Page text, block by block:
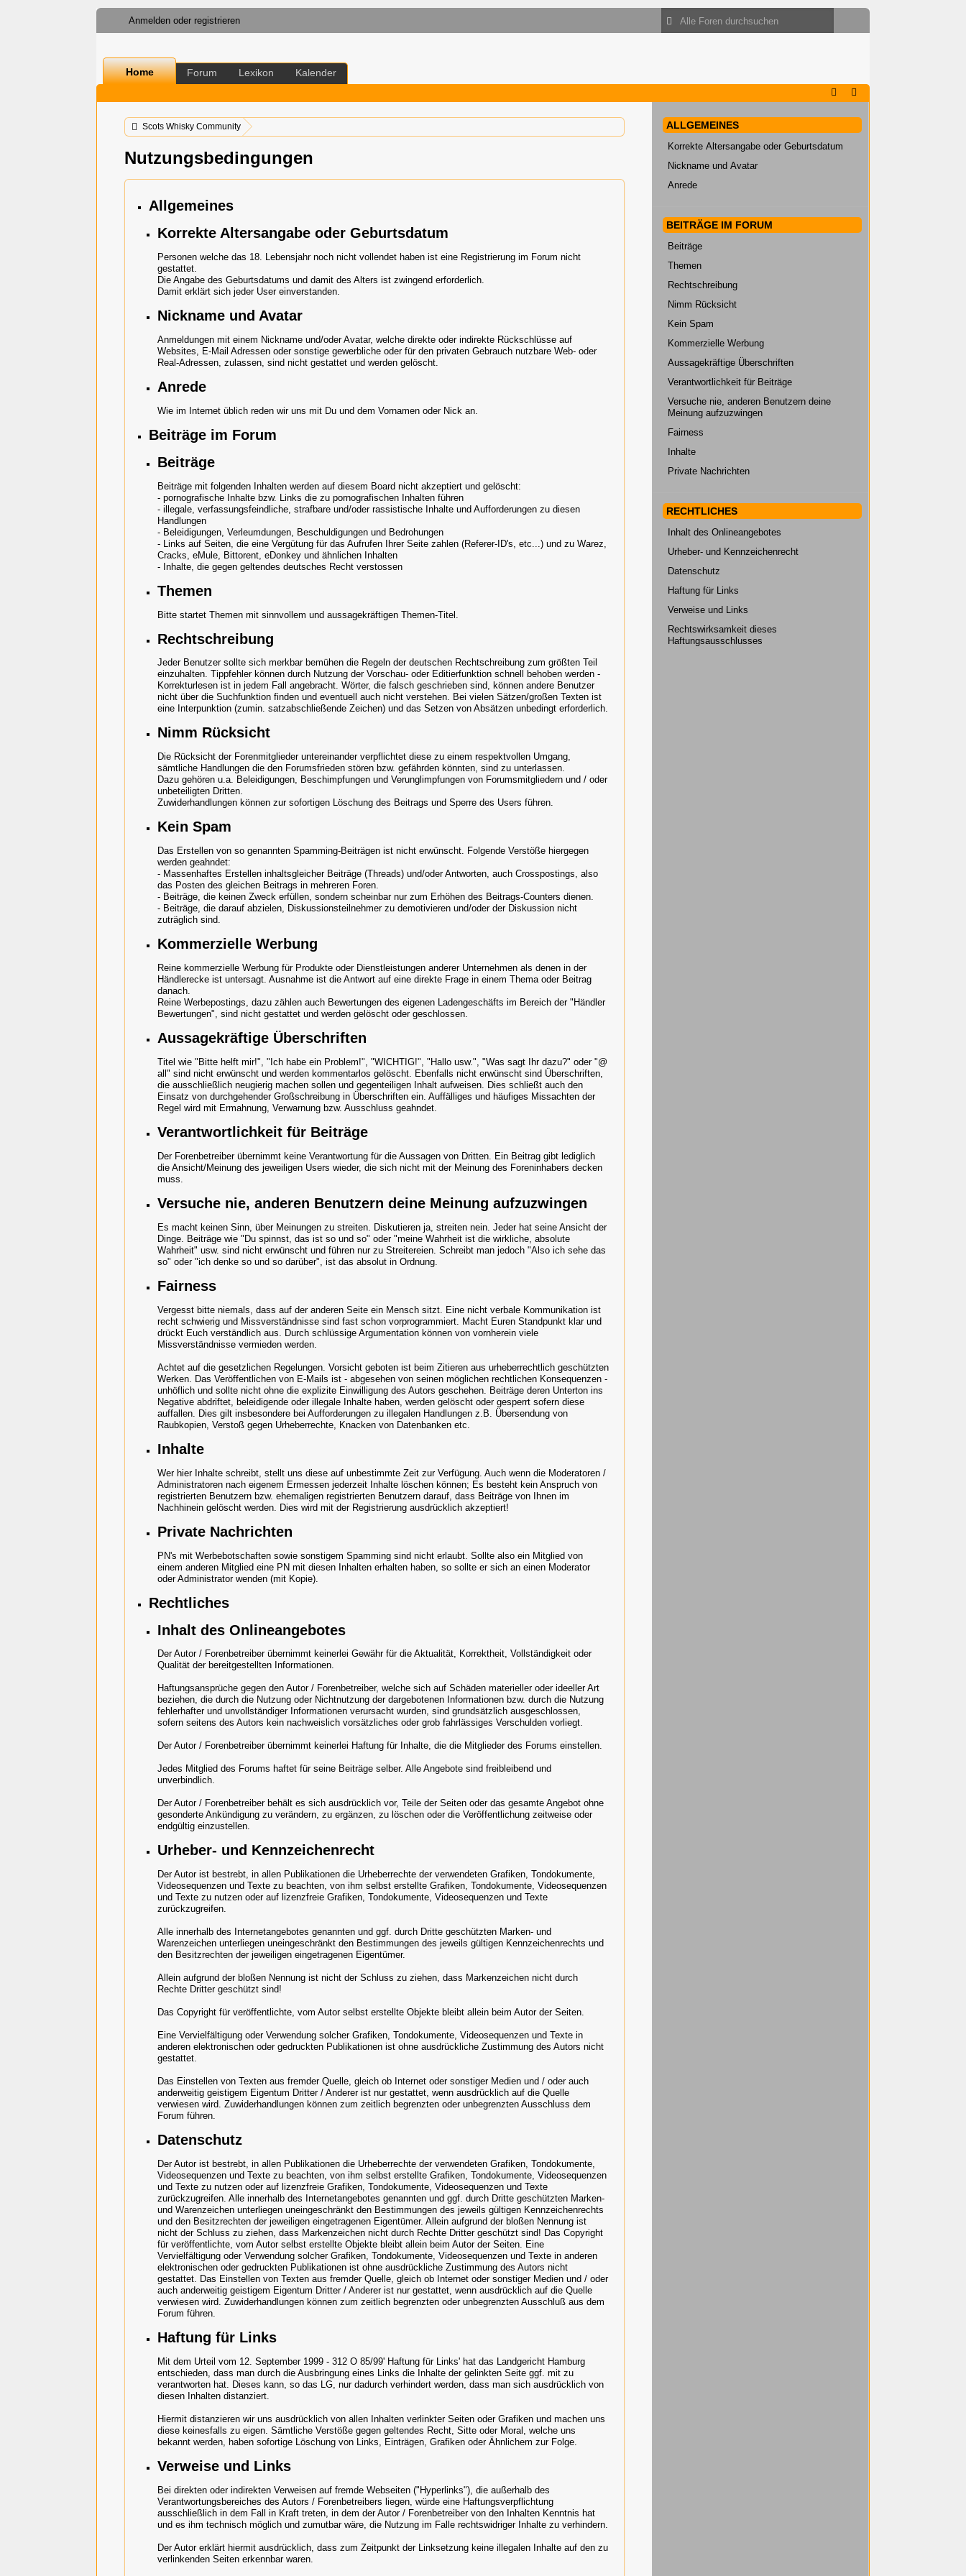
Anmelden oder registrieren
Home Forum Lexikon Kalender
Scots Whisky Community
Nutzungsbedingungen
Allgemeines
Korrekte Altersangabe oder Geburtsdatum
Personen welche das 18. Lebensjahr noch nicht vollendet haben ist eine Registrierung im Forum nicht
gestattet.
Die Angabe des Geburtsdatums und damit des Alters ist zwingend erforderlich.
Damit erklärt sich jeder User einverstanden.
Nickname und Avatar
Anmeldungen mit einem Nickname und/oder Avatar, welche direkte oder indirekte Rückschlüsse auf
Websites, E-Mail Adressen oder sonstige gewerbliche oder für den privaten Gebrauch nutzbare Web- oder
Real-Adressen, zulassen, sind nicht gestattet und werden gelöscht.
Anrede
Wie im Internet üblich reden wir uns mit Du und dem Vornamen oder Nick an.
Beiträge im Forum
Beiträge
Beiträge mit folgenden Inhalten werden auf diesem Board nicht akzeptiert und gelöscht:
- pornografische Inhalte bzw. Links die zu pornografischen Inhalten führen
- illegale, verfassungsfeindliche, strafbare und/oder rassistische Inhalte und Aufforderungen zu diesen
Handlungen
- Beleidigungen, Verleumdungen, Beschuldigungen und Bedrohungen
- Links auf Seiten, die eine Vergütung für das Aufrufen Ihrer Seite zahlen (Referer-ID's, etc...) und zu Warez,
Cracks, eMule, Bittorent, eDonkey und ähnlichen Inhalten
- Inhalte, die gegen geltendes deutsches Recht verstossen
Themen
Bitte startet Themen mit sinnvollem und aussagekräftigen Themen-Titel.
Rechtschreibung
Jeder Benutzer sollte sich merkbar bemühen die Regeln der deutschen Rechtschreibung zum größten Teil
einzuhalten. Tippfehler können durch Nutzung der Vorschau- oder Editierfunktion schnell behoben werden -
Korrekturlesen ist in jedem Fall angebracht. Wörter, die falsch geschrieben sind, können andere Benutzer
nicht über die Suchfunktion finden und eventuell auch nicht verstehen. Bei vielen Sätzen/großen Texten ist
eine Interpunktion (zumin. satzabschließende Zeichen) und das Setzen von Absätzen unbedingt erforderlich.
Nimm Rücksicht
Die Rücksicht der Forenmitglieder untereinander verpflichtet diese zu einem respektvollen Umgang,
sämtliche Handlungen die den Forumsfrieden stören bzw. gefährden könnten, sind zu unterlassen.
Dazu gehören u.a. Beleidigungen, Beschimpfungen und Verunglimpfungen von Forumsmitgliedern und / oder
unbeteiligten Dritten.
Zuwiderhandlungen können zur sofortigen Löschung des Beitrags und Sperre des Users führen.
Kein Spam
Das Erstellen von so genannten Spamming-Beiträgen ist nicht erwünscht. Folgende Verstöße hiergegen
werden geahndet:
- Massenhaftes Erstellen inhaltsgleicher Beiträge (Threads) und/oder Antworten, auch Crosspostings, also
das Posten des gleichen Beitrags in mehreren Foren.
- Beiträge, die keinen Zweck erfüllen, sondern scheinbar nur zum Erhöhen des Beitrags-Counters dienen.
- Beiträge, die darauf abzielen, Diskussionsteilnehmer zu demotivieren und/oder der Diskussion nicht
zuträglich sind.
Kommerzielle Werbung
Reine kommerzielle Werbung für Produkte oder Dienstleistungen anderer Unternehmen als denen in der
Händlerecke ist untersagt. Ausnahme ist die Antwort auf eine direkte Frage in einem Thema oder Beitrag
danach.
Reine Werbepostings, dazu zählen auch Bewertungen des eigenen Ladengeschäfts im Bereich der "Händler
Bewertungen", sind nicht gestattet und werden gelöscht oder geschlossen.
Aussagekräftige Überschriften
Titel wie "Bitte helft mir!", "Ich habe ein Problem!", "WICHTIG!", "Hallo usw.", "Was sagt Ihr dazu?" oder "@
all" sind nicht erwünscht und werden kommentarlos gelöscht. Ebenfalls nicht erwünscht sind Überschriften,
die ausschließlich neugierig machen sollen und gegenteiligen Inhalt aufweisen. Dies schließt auch den
Einsatz von durchgehender Großschreibung in Überschriften ein. Auffälliges und häufiges Missachten der
Regel wird mit Ermahnung, Verwarnung bzw. Ausschluss geahndet.
Verantwortlichkeit für Beiträge
Der Forenbetreiber übernimmt keine Verantwortung für die Aussagen von Dritten. Ein Beitrag gibt lediglich
die Ansicht/Meinung des jeweiligen Users wieder, die sich nicht mit der Meinung des Foreninhabers decken
muss.
Versuche nie, anderen Benutzern deine Meinung aufzuzwingen
Es macht keinen Sinn, über Meinungen zu streiten. Diskutieren ja, streiten nein. Jeder hat seine Ansicht der
Dinge. Beiträge wie "Du spinnst, das ist so und so" oder "meine Wahrheit ist die wirkliche, absolute
Wahrheit" usw. sind nicht erwünscht und führen nur zu Streitereien. Schreibt man jedoch "Also ich sehe das
so" oder "ich denke so und so darüber", ist das absolut in Ordnung.
Fairness
Vergesst bitte niemals, dass auf der anderen Seite ein Mensch sitzt. Eine nicht verbale Kommunikation ist
recht schwierig und Missverständnisse sind fast schon vorprogrammiert. Macht Euren Standpunkt klar und
drückt Euch verständlich aus. Durch schlüssige Argumentation können von vornherein viele
Missverständnisse vermieden werden.
Achtet auf die gesetzlichen Regelungen. Vorsicht geboten ist beim Zitieren aus urheberrechtlich geschützten
Werken. Das Veröffentlichen von E-Mails ist - abgesehen von seinen möglichen rechtlichen Konsequenzen -
unhöflich und sollte nicht ohne die explizite Einwilligung des Autors geschehen. Beiträge deren Unterton ins
Negative abdriftet, beleidigende oder illegale Inhalte haben, werden gelöscht oder gesperrt sofern diese
auffallen. Dies gilt insbesondere bei Aufforderungen zu illegalen Handlungen z.B. Übersendung von
Raubkopien, Verstoß gegen Urheberrechte, Knacken von Datenbanken etc.
Inhalte
Wer hier Inhalte schreibt, stellt uns diese auf unbestimmte Zeit zur Verfügung. Auch wenn die Moderatoren /
Administratoren nach eigenem Ermessen jederzeit Inhalte löschen können; Es besteht kein Anspruch von
registrierten Benutzern bzw. ehemaligen registrierten Benutzern darauf, dass Beiträge von Ihnen im
Nachhinein gelöscht werden. Dies wird mit der Registrierung ausdrücklich akzeptiert!
Private Nachrichten
PN's mit Werbebotschaften sowie sonstigem Spamming sind nicht erlaubt. Sollte also ein Mitglied von
einem anderen Mitglied eine PN mit diesen Inhalten erhalten haben, so sollte er sich an einen Moderator
oder Administrator wenden (mit Kopie).
Rechtliches
Inhalt des Onlineangebotes
Der Autor / Forenbetreiber übernimmt keinerlei Gewähr für die Aktualität, Korrektheit, Vollständigkeit oder
Qualität der bereitgestellten Informationen.
Haftungsansprüche gegen den Autor / Forenbetreiber, welche sich auf Schäden materieller oder ideeller Art
beziehen, die durch die Nutzung oder Nichtnutzung der dargebotenen Informationen bzw. durch die Nutzung
fehlerhafter und unvollständiger Informationen verursacht wurden, sind grundsätzlich ausgeschlossen,
sofern seitens des Autors kein nachweislich vorsätzliches oder grob fahrlässiges Verschulden vorliegt.
Der Autor / Forenbetreiber übernimmt keinerlei Haftung für Inhalte, die die Mitglieder des Forums einstellen.
Jedes Mitglied des Forums haftet für seine Beiträge selber. Alle Angebote sind freibleibend und
unverbindlich.
Der Autor / Forenbetreiber behält es sich ausdrücklich vor, Teile der Seiten oder das gesamte Angebot ohne
gesonderte Ankündigung zu verändern, zu ergänzen, zu löschen oder die Veröffentlichung zeitweise oder
endgültig einzustellen.
Urheber- und Kennzeichenrecht
Der Autor ist bestrebt, in allen Publikationen die Urheberrechte der verwendeten Grafiken, Tondokumente,
Videosequenzen und Texte zu beachten, von ihm selbst erstellte Grafiken, Tondokumente, Videosequenzen
und Texte zu nutzen oder auf lizenzfreie Grafiken, Tondokumente, Videosequenzen und Texte
zurückzugreifen.
Alle innerhalb des Internetangebotes genannten und ggf. durch Dritte geschützten Marken- und
Warenzeichen unterliegen uneingeschränkt den Bestimmungen des jeweils gültigen Kennzeichenrechts und
den Besitzrechten der jeweiligen eingetragenen Eigentümer.
Allein aufgrund der bloßen Nennung ist nicht der Schluss zu ziehen, dass Markenzeichen nicht durch
Rechte Dritter geschützt sind!
Das Copyright für veröffentlichte, vom Autor selbst erstellte Objekte bleibt allein beim Autor der Seiten.
Eine Vervielfältigung oder Verwendung solcher Grafiken, Tondokumente, Videosequenzen und Texte in
anderen elektronischen oder gedruckten Publikationen ist ohne ausdrückliche Zustimmung des Autors nicht
gestattet.
Das Einstellen von Texten aus fremder Quelle, gleich ob Internet oder sonstiger Medien und / oder auch
anderweitig geistigem Eigentum Dritter / Anderer ist nur gestattet, wenn ausdrücklich auf die Quelle
verwiesen wird. Zuwiderhandlungen können zum zeitlich begrenzten oder unbegrenzten Ausschluss dem
Forum führen.
Datenschutz
Der Autor ist bestrebt, in allen Publikationen die Urheberrechte der verwendeten Grafiken, Tondokumente,
Videosequenzen und Texte zu beachten, von ihm selbst erstellte Grafiken, Tondokumente, Videosequenzen
und Texte zu nutzen oder auf lizenzfreie Grafiken, Tondokumente, Videosequenzen und Texte
zurückzugreifen. Alle innerhalb des Internetangebotes genannten und ggf. durch Dritte geschützten Marken-
und Warenzeichen unterliegen uneingeschränkt den Bestimmungen des jeweils gültigen Kennzeichenrechts
und den Besitzrechten der jeweiligen eingetragenen Eigentümer. Allein aufgrund der bloßen Nennung ist
nicht der Schluss zu ziehen, dass Markenzeichen nicht durch Rechte Dritter geschützt sind! Das Copyright
für veröffentlichte, vom Autor selbst erstellte Objekte bleibt allein beim Autor der Seiten. Eine
Vervielfältigung oder Verwendung solcher Grafiken, Tondokumente, Videosequenzen und Texte in anderen
elektronischen oder gedruckten Publikationen ist ohne ausdrückliche Zustimmung des Autors nicht
gestattet. Das Einstellen von Texten aus fremder Quelle, gleich ob Internet oder sonstiger Medien und / oder
auch anderweitig geistigem Eigentum Dritter / Anderer ist nur gestattet, wenn ausdrücklich auf die Quelle
verwiesen wird. Zuwiderhandlungen können zum zeitlich begrenzten oder unbegrenzten Ausschluß aus dem
Forum führen.
Haftung für Links
Mit dem Urteil vom 12. September 1999 - 312 O 85/99' Haftung für Links' hat das Landgericht Hamburg
entschieden, dass man durch die Ausbringung eines Links die Inhalte der gelinkten Seite ggf. mit zu
verantworten hat. Dieses kann, so das LG, nur dadurch verhindert werden, dass man sich ausdrücklich von
diesen Inhalten distanziert.
Hiermit distanzieren wir uns ausdrücklich von allen Inhalten verlinkter Seiten oder Grafiken und machen uns
diese keinesfalls zu eigen. Sämtliche Verstöße gegen geltendes Recht, Sitte oder Moral, welche uns
bekannt werden, haben sofortige Löschung von Links, Einträgen, Grafiken oder Ähnlichem zur Folge.
Verweise und Links
Bei direkten oder indirekten Verweisen auf fremde Webseiten ("Hyperlinks"), die außerhalb des
Verantwortungsbereiches des Autors / Forenbetreibers liegen, würde eine Haftungsverpflichtung
ausschließlich in dem Fall in Kraft treten, in dem der Autor / Forenbetreiber von den Inhalten Kenntnis hat
und es ihm technisch möglich und zumutbar wäre, die Nutzung im Falle rechtswidriger Inhalte zu verhindern.
Der Autor erklärt hiermit ausdrücklich, dass zum Zeitpunkt der Linksetzung keine illegalen Inhalte auf den zu
verlinkenden Seiten erkennbar waren.
ALLGEMEINES
Korrekte Altersangabe oder Geburtsdatum
Nickname und Avatar
Anrede
BEITRÄGE IM FORUM
Beiträge
Themen
Rechtschreibung
Nimm Rücksicht
Kein Spam
Kommerzielle Werbung
Aussagekräftige Überschriften
Verantwortlichkeit für Beiträge
Versuche nie, anderen Benutzern deine
Meinung aufzuzwingen
Fairness
Inhalte
Private Nachrichten
RECHTLICHES
Inhalt des Onlineangebotes
Urheber- und Kennzeichenrecht
Datenschutz
Haftung für Links
Verweise und Links
Rechtswirksamkeit dieses
Haftungsausschlusses